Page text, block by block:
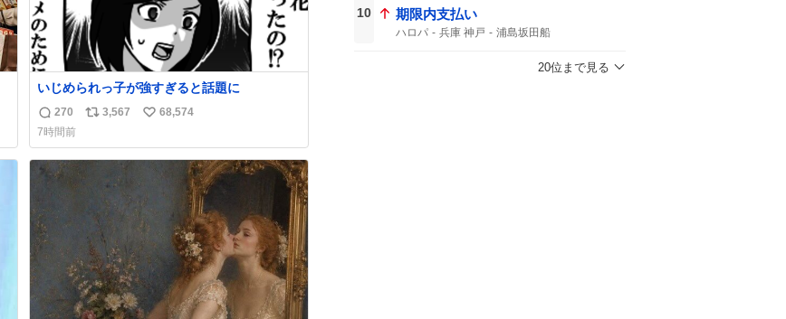
いじめられっ子が強すぎると話題に
返
信
数
270
リ
ス
3,567
い
ね
68,574
7時間前
10 期限内支払い
ハロパ 兵庫 神戸 浦島坂田船
20位まで見る